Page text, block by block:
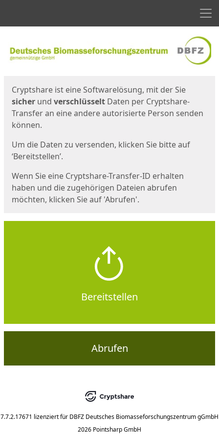
Cryptshare ist eine Softwarelösung, mit der Sie
sicher und verschlüsselt Daten per Cryptshare-
Transfer an eine andere autorisierte Person senden
können.
Um die Daten zu versenden, klicken Sie bitte auf
‘Bereitstellen’.
Wenn Sie eine Cryptshare-Transfer-ID erhalten
haben und die zugehörigen Dateien abrufen
möchten, klicken Sie auf 'Abrufen'.
Bereitstellen
Abrufen
7.7.2.17671 lizenziert für DBFZ Deutsches Biomasseforschungszentrum gGmbH
2026 Pointsharp GmbH